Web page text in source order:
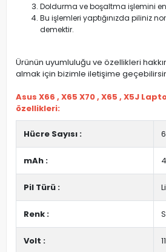
Doldurma ve boşaltma işlemini
Bu işlemleri yaptığınızda piliniz
demektir.
Ürünün uyumluluğu ve özellikleri
almak için bizimle iletişime
Asus X66 , X65 X70 , X65 , X5J
özellikleri:
Hücre Sayısı : 6
mAh :
Pil Türü :
Renk :
Volt :